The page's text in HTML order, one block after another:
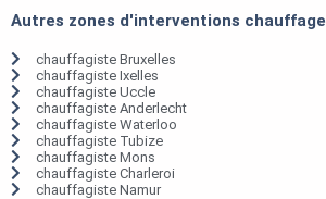
Autres zones d'interventions chauffage
chauffagiste Bruxelles
chauffagiste Ixelles
chauffagiste Uccle
chauffagiste Anderlecht
chauffagiste Waterloo
chauffagiste Tubize
chauffagiste Mons
chauffagiste Charleroi
chauffagiste Namur